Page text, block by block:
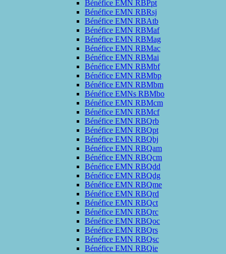
Bénéfice EMN RBPpt
Bénéfice EMN RBRsj
Bénéfice EMN RBAtb
Bénéfice EMN RBMaf
Bénéfice EMN RBMag
Bénéfice EMN RBMac
Bénéfice EMN RBMai
Bénéfice EMN RBMbf
Bénéfice EMN RBMbp
Bénéfice EMN RBMbm
Bénéfice EMNs RBMbo
Bénéfice EMN RBMcm
Bénéfice EMN RBMcf
Bénéfice EMN RBQrb
Bénéfice EMN RBQpt
Bénéfice EMN RBQbj
Bénéfice EMN RBQam
Bénéfice EMN RBQcm
Bénéfice EMN RBQdd
Bénéfice EMN RBQdg
Bénéfice EMN RBQme
Bénéfice EMN RBQrd
Bénéfice EMN RBQct
Bénéfice EMN RBQrc
Bénéfice EMN RBQoc
Bénéfice EMN RBQrs
Bénéfice EMN RBQsc
Bénéfice EMN RBQie